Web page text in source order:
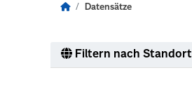
Datensätze
Filtern nach Standort